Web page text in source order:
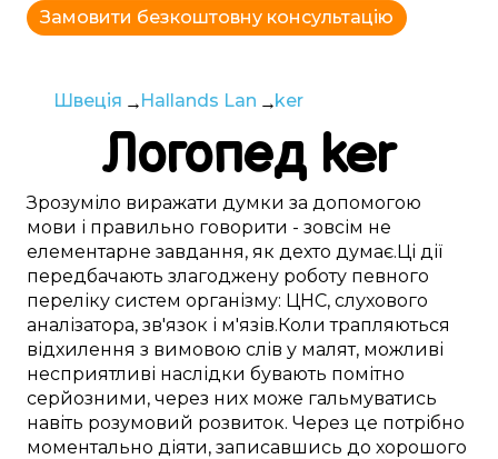
Замовити безкоштовну консультацію
Швеція Hallands Lan ker
Логопед ker
Зрозуміло виражати думки за допомогою
мови і правильно говорити - зовсім не
елементарне завдання, як дехто думає.Ці дії
передбачають злагоджену роботу певного
переліку систем організму: ЦНС, слухового
аналізатора, зв'язок і м'язів.Коли трапляються
відхилення з вимовою слів у малят, можливі
несприятливі наслідки бувають помітно
серйозними, через них може гальмуватись
навіть розумовий розвиток. Через це потрібно
моментально діяти, записавшись до хорошого